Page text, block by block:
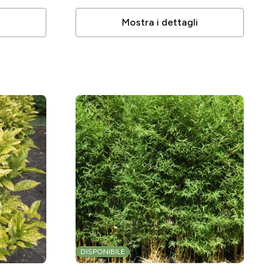
Mostra i dettagli
DISPONIBILE